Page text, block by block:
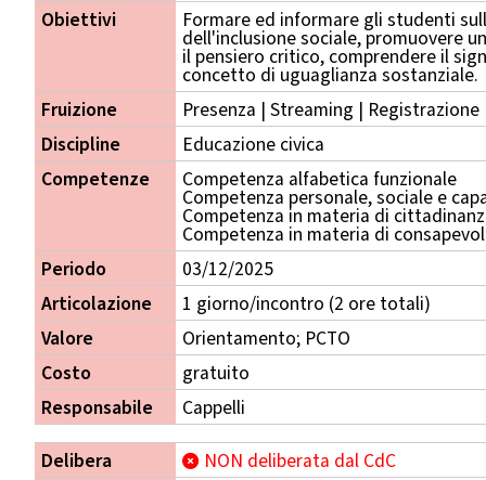
Obiettivi
Formare ed informare gli studenti
dell'inclusione sociale, promuovere
il pensiero critico, comprendere il
concetto di uguaglianza sostanziale.
Fruizione
Presenza | Streaming | Registrazione
Discipline
Educazione civica
Competenze
Competenza alfabetica funzionale
Competenza personale, sociale e
Competenza in materia di
Competenza in materia di
Periodo
03/12/2025
Articolazione
1 giorno/incontro (2 ore totali)
Valore
Orientamento; PCTO
Costo
gratuito
Responsabile
Cappelli
Delibera
NON deliberata dal CdC